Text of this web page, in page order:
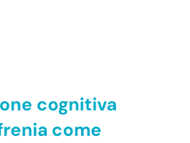
cognitiva
come